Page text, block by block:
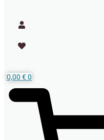
0,00 €0